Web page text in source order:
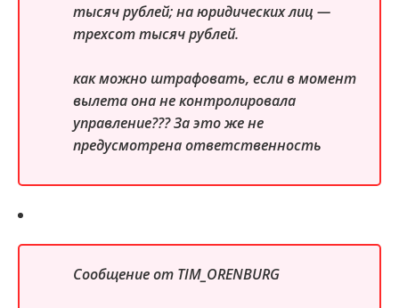
тысяч рублей; на юридических лиц —
трехсот тысяч рублей.
как можно штрафовать, если в момент
вылета она не контролировала
управление??? За это же не
предусмотрена ответственность
Сообщение от TIM_ORENBURG